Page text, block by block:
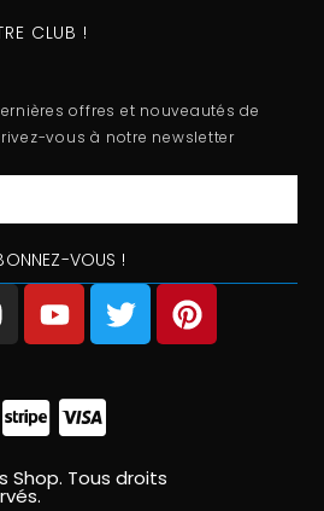
CLUB !
offres et nouveautés de
vous à notre newsletter
VOUS !
Y
o
u
t
u
b
e
T
w
i
r
P
i
n
Shop. Tous droits